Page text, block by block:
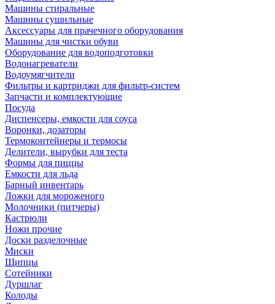
Машины стиральные
Машины сушильные
Аксессуары для прачечного оборудования
Машины для чистки обуви
Оборудование для водоподготовки
Водонагреватели
Водоумягчители
Фильтры и картриджи для фильтр-систем
Запчасти и комплектующие
Посуда
Диспенсеры, емкости для соуса
Воронки, дозаторы
Термоконтейнеры и термосы
Делители, вырубки для теста
Формы для пиццы
Емкости для льда
Барный инвентарь
Ложки для мороженого
Молочники (питчеры)
Кастрюли
Ножи прочие
Доски разделочные
Миски
Щипцы
Сотейники
Дуршлаг
Колоды